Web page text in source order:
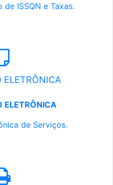
ISSQN e Taxas.
ELETRÔNICA
ELETRÔNICA
de Serviços.